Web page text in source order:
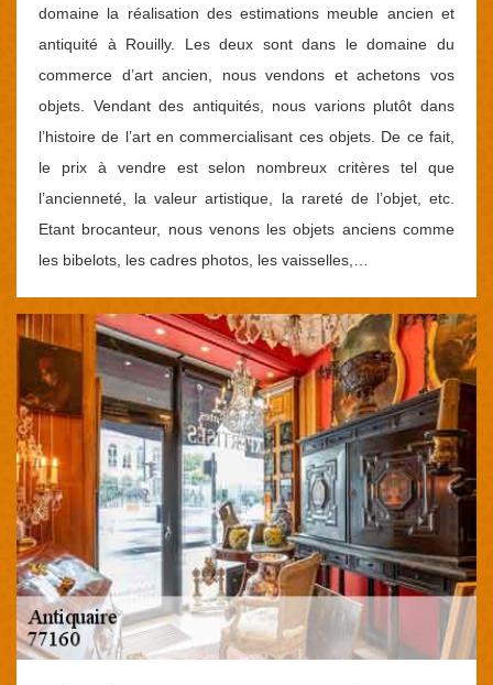
domaine la réalisation des estimations meuble ancien et
antiquité à Rouilly. Les deux sont dans le domaine du
commerce d’art ancien, nous vendons et achetons vos
objets. Vendant des antiquités, nous varions plutôt dans
l’histoire de l’art en commercialisant ces objets. De ce fait,
le prix à vendre est selon nombreux critères tel que
l’ancienneté, la valeur artistique, la rareté de l’objet, etc.
Etant brocanteur, nous venons les objets anciens comme
les bibelots, les cadres photos, les vaisselles,…